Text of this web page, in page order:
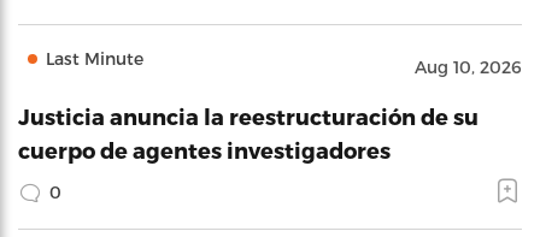
Last Minute Aug 10, 2026
Justicia anuncia la reestructuración de su
cuerpo de agentes investigadores
0